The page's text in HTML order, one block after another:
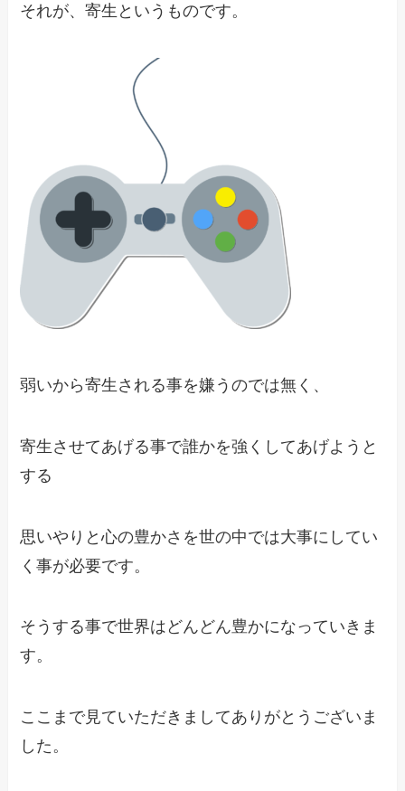
それが、寄生というものです。
弱いから寄生される事を嫌うのでは無く、
寄生させてあげる事で誰かを強くしてあげようと
する
思いやりと心の豊かさを世の中では大事にしてい
く事が必要です。
そうする事で世界はどんどん豊かになっていきま
す。
ここまで見ていただきましてありがとうございま
した。